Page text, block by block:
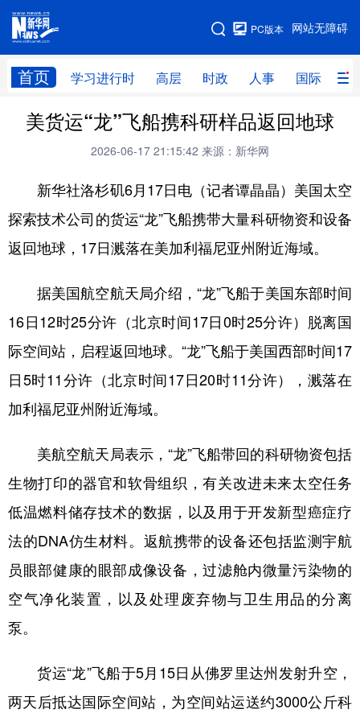
网站无障碍
PC版本
首页 学习进行时 高层 时政 人事 国际 财
网站地图
学习进行时 高层 时政 人事
财经 网评
台湾 思客智库 全球连线 教育
科技 科创 量子 体育
文化 书画 健康 军事
访谈 视频 图片 政务
法律 中央文件 金融 汽车
食品 人居 信息化 数字经济
学术中国 乡村振兴 银龄 溯源中国
彩票 娱乐 时尚 悦读
公益 一带一路 亚太网 上市公司
美货运“龙”飞船携科研样品返回地球
2026-06-17 21:15:42 来源：新华网
新华社洛杉矶6月17日电（记者谭晶晶）美国太空
探索技术公司的货运“龙”飞船携带大量科研物资和设备
返回地球，17日溅落在美加利福尼亚州附近海域。
据美国航空航天局介绍，“龙”飞船于美国东部时间
16日12时25分许（北京时间17日0时25分许）脱离国
际空间站，启程返回地球。“龙”飞船于美国西部时间17
日5时11分许（北京时间17日20时11分许），溅落在
加利福尼亚州附近海域。
美航空航天局表示，“龙”飞船带回的科研物资包括
生物打印的器官和软骨组织，有关改进未来太空任务
低温燃料储存技术的数据，以及用于开发新型癌症疗
法的DNA仿生材料。返航携带的设备还包括监测宇航
员眼部健康的眼部成像设备，过滤舱内微量污染物的
空气净化装置，以及处理废弃物与卫生用品的分离
泵。
货运“龙”飞船于5月15日从佛罗里达州发射升空，
两天后抵达国际空间站，为空间站运送约3000公斤科